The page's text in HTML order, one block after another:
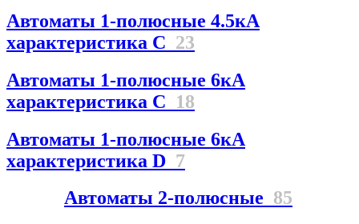
Автоматы 1-полюсные 4.5кА
характеристика С 23
Автоматы 1-полюсные 6кА
характеристика C 18
Автоматы 1-полюсные 6кА
характеристика D 7
Автоматы 2-полюсные 85